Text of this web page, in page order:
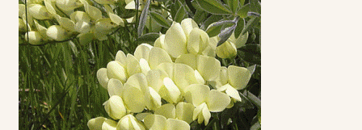
Odjava
Registracija